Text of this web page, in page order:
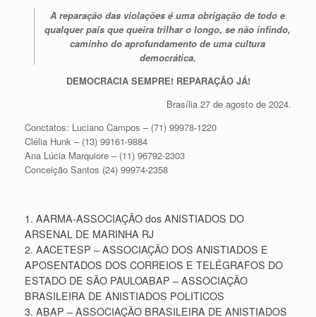
A reparação das violações é uma obrigação de todo e
qualquer país que queira trilhar o longo, se não infindo,
caminho do aprofundamento de uma cultura
democrática.
DEMOCRACIA SEMPRE! REPARAÇÃO JÁ!
Brasília 27 de agosto de 2024.
Conctatos: Luciano Campos – (71) 99978-1220
Clélia Hunk – (13) 99161-9884
Ana Lúcia Marquiore – (11) 96792-2303
Conceição Santos (24) 99974-2358
1. AARMA-ASSOCIAÇÃO dos ANISTIADOS DO
ARSENAL DE MARINHA RJ
2. AACETESP – ASSOCIAÇÃO DOS ANISTIADOS E
APOSENTADOS DOS CORREIOS E TELÉGRAFOS DO
ESTADO DE SÃO PAULOABAP – ASSOCIAÇÃO
BRASILEIRA DE ANISTIADOS POLITICOS
3. ABAP – ASSOCIAÇÃO BRASILEIRA DE ANISTIADOS